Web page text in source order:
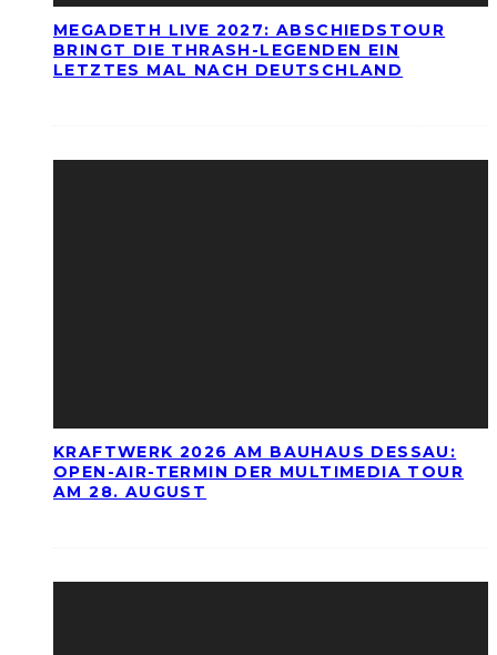
MEGADETH LIVE 2027: ABSCHIEDSTOUR
BRINGT DIE THRASH-LEGENDEN EIN
LETZTES MAL NACH DEUTSCHLAND
KRAFTWERK 2026 AM BAUHAUS DESSAU:
OPEN-AIR-TERMIN DER MULTIMEDIA TOUR
AM 28. AUGUST